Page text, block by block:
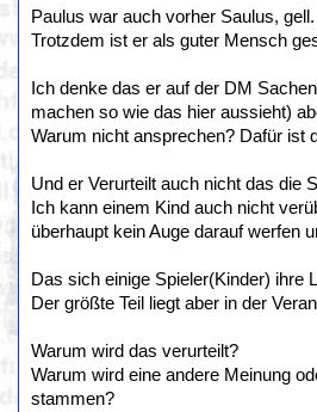
Paulus war auch vorher Saulus, gell.
Trotzdem ist er als guter Mensch
Ich denke das er auf der DM
machen so wie das hier aussieht)
Warum nicht ansprechen? Dafür ist
Und er Verurteilt auch nicht das die
Ich kann einem Kind auch nicht
überhaupt kein Auge darauf werfen
Das sich einige Spieler(Kinder) ihre
Der größte Teil liegt aber in der
Warum wird das verurteilt?
Warum wird eine andere Meinung
stammen?